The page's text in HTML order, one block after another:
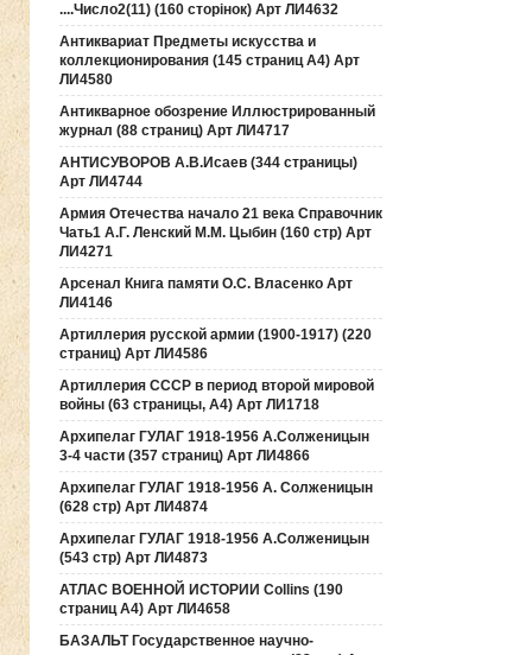
....Число2(11) (160 сторінок) Арт ЛИ4632
Антиквариат Предметы искусства и
коллекционирования (145 страниц А4) Арт
ЛИ4580
Антикварное обозрение Иллюстрированный
журнал (88 страниц) Арт ЛИ4717
АНТИСУВОРОВ А.В.Исаев (344 страницы)
Арт ЛИ4744
Армия Отечества начало 21 века Справочник
Чать1 А.Г. Ленский М.М. Цыбин (160 стр) Арт
ЛИ4271
Арсенал Книга памяти О.С. Власенко Арт
ЛИ4146
Артиллерия русской армии (1900-1917) (220
страниц) Арт ЛИ4586
Артиллерия СССР в период второй мировой
войны (63 страницы, А4) Арт ЛИ1718
Архипелаг ГУЛАГ 1918-1956 А.Солженицын
3-4 части (357 страниц) Арт ЛИ4866
Архипелаг ГУЛАГ 1918-1956 А. Солженицын
(628 стр) Арт ЛИ4874
Архипелаг ГУЛАГ 1918-1956 А.Солженицын
(543 стр) Арт ЛИ4873
АТЛАС ВОЕННОЙ ИСТОРИИ Collins (190
страниц А4) Арт ЛИ4658
БАЗАЛЬТ Государственное научно-